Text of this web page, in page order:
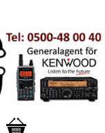
Kundvagn